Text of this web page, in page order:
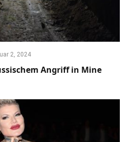
2, 2024
Angriff in Mine